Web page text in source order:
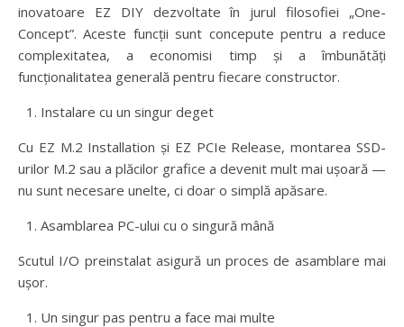
inovatoare EZ DIY dezvoltate în jurul filosofiei „One-
Concept”. Aceste funcții sunt concepute pentru a reduce
complexitatea, a economisi timp și a îmbunătăți
funcționalitatea generală pentru fiecare constructor.
Instalare cu un singur deget
Cu EZ M.2 Installation și EZ PCIe Release, montarea SSD-
urilor M.2 sau a plăcilor grafice a devenit mult mai ușoară —
nu sunt necesare unelte, ci doar o simplă apăsare.
Asamblarea PC-ului cu o singură mână
Scutul I/O preinstalat asigură un proces de asamblare mai
ușor.
Un singur pas pentru a face mai multe